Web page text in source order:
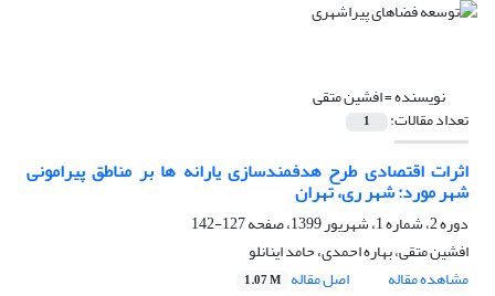
نویسنده =افشین متقی
تعداد مقالات: 1
اثرات اقتصادی طرح هدفمندسازی یارانه ها بر مناطق پیرامونی
شهر مورد: شهر ری، تهران
دوره 2، شماره 1، شهریور 1399، صفحه
127-142
افشین متقی، بهاره احمدی، حامد اینانلو
مشاهده مقاله
اصل مقاله 1.07 M